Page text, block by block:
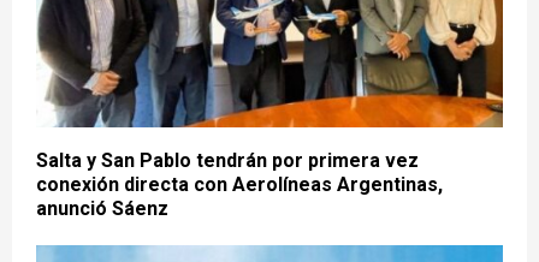
Salta y San Pablo tendrán por primera vez
conexión directa con Aerolíneas Argentinas,
anunció Sáenz